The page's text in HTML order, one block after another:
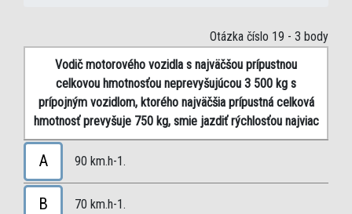
Otázka číslo 19 - 3 body
Vodič motorového vozidla s najväčšou prípustnou
celkovou hmotnosťou neprevyšujúcou 3 500 kg s
prípojným vozidlom, ktorého najväčšia prípustná celková
hmotnosť prevyšuje 750 kg, smie jazdiť rýchlosťou najviac
A 90 km.h-1.
B 70 km.h-1.